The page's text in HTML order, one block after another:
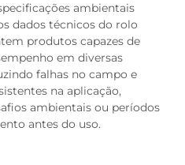
ambientais
dados técnicos do rolo
produtos capazes de
em diversas
falhas no campo e
na aplicação,
ambientais ou períodos
antes do uso.